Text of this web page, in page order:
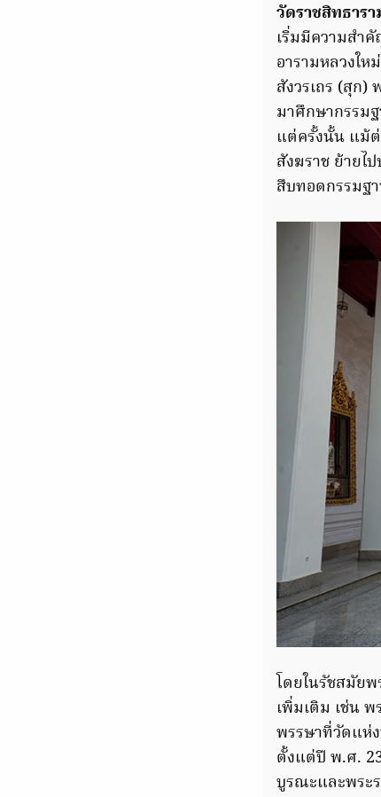
วัดราชสิทธาร
เริ่มมีความสำ
อารามหลวงใ
สังวรเถร (สุก)
มาศึกษากรรม
แต่ครั้งนั้น แม้
สังฆราช ย้ายไ
สืบทอดกรรมฐ
โดยในรัชสมัย
เพิ่มเติม เช่น
พรรษาที่วัดแห่
ตั้งแต่ปี พ.ศ.
บูรณะและพระ